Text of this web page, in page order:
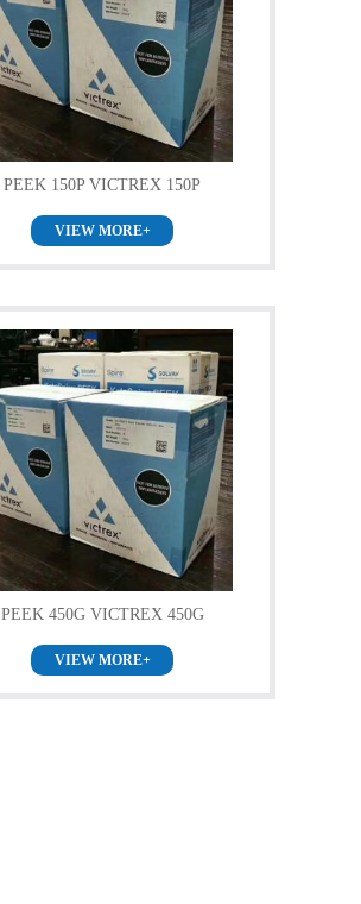
PEEK 150P VICTREX 150P
VIEW MORE+
PEEK 450G VICTREX 450G
VIEW MORE+